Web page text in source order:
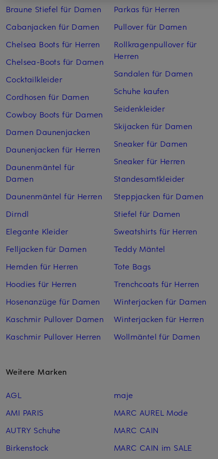
Braune Stiefel für Damen
Cabanjacken für Damen
Chelsea Boots für Herren
Chelsea-Boots für Damen
Cocktailkleider
Cordhosen für Damen
Cowboy Boots für Damen
Damen Daunenjacken
Daunenjacken für Herren
Daunenmäntel für
Damen
Daunenmäntel für Herren
Dirndl
Elegante Kleider
Felljacken für Damen
Hemden für Herren
Hoodies für Herren
Hosenanzüge für Damen
Kaschmir Pullover Damen
Kaschmir Pullover Herren
Parkas für Herren
Pullover für Damen
Rollkragenpullover für
Herren
Sandalen für Damen
Schuhe kaufen
Seidenkleider
Skijacken für Damen
Sneaker für Damen
Sneaker für Herren
Standesamtkleider
Steppjacken für Damen
Stiefel für Damen
Sweatshirts für Herren
Teddy Mäntel
Tote Bags
Trenchcoats für Herren
Winterjacken für Damen
Winterjacken für Herren
Wollmäntel für Damen
Weitere Marken
AGL
AMI PARIS
AUTRY Schuhe
Birkenstock
maje
MARC AUREL Mode
MARC CAIN
MARC CAIN im SALE